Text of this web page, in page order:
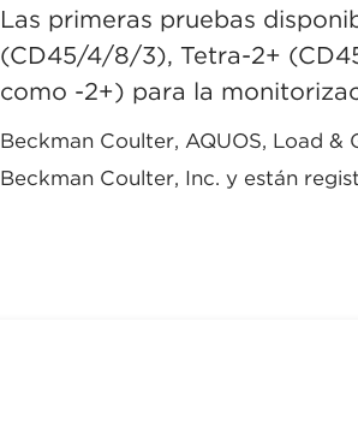
Las primeras pruebas
(CD45/4/8/3), Tetra-2+
como -2+) para la
Beckman Coulter, AQUOS, Load
Beckman Coulter, Inc. y están